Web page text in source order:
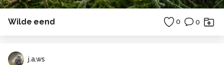
Wilde eend 0 0
j.a.ws